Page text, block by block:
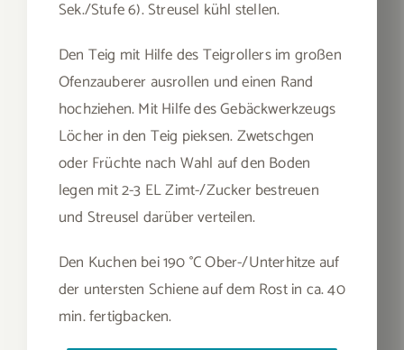
Sek./Stufe 6). Streusel kühl stellen.
Den Teig mit Hilfe des Teigrollers im großen
Ofenzauberer ausrollen und einen Rand
hochziehen. Mit Hilfe des Gebäckwerkzeugs
Löcher in den Teig pieksen. Zwetschgen
oder Früchte nach Wahl auf den Boden
legen mit 2-3 EL Zimt-/Zucker bestreuen
und Streusel darüber verteilen.
Den Kuchen bei 190 °C Ober-/Unterhitze auf
der untersten Schiene auf dem Rost in ca. 40
min. fertigbacken.